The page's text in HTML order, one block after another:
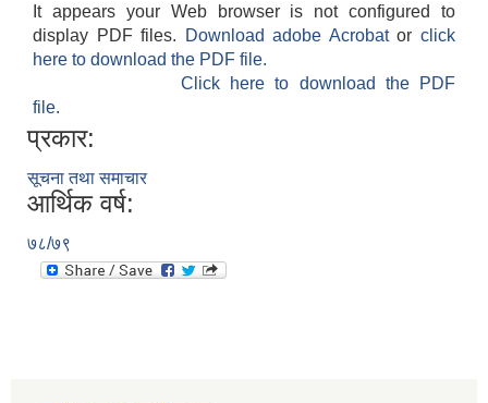
It appears your Web browser is not configured to
display PDF files.
Download adobe Acrobatorclick
here to download the PDF file.
Click here to download the PDF
file.
प्रकार:
सूचना तथा समाचार
आर्थिक वर्ष:
७८/७९